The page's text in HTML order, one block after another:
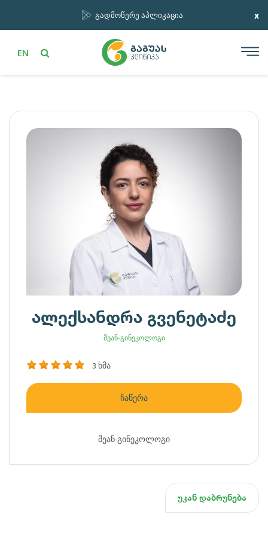
გადმოწერე აპლიკაცია x
EN
ალექსანდრა გვენეტაძე
მეან-გინეკოლოგი
3 ხმა
ჩაწერა
მეან-გინეკოლოგი
უკან დაბრუნება